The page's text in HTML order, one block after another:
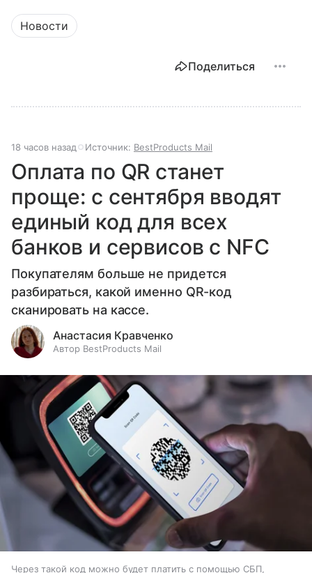
Новости
Поделиться
18 часов назад Источник: BestProducts Mail
Оплата по QR станет
проще: с сентября вводят
единый код для всех
банков и сервисов с NFC
Покупателям больше не придется
разбираться, какой именно QR-код
сканировать на кассе.
Анастасия Кравченко
Автор BestProducts Mail
Через такой код можно будет платить с помощью СБП,